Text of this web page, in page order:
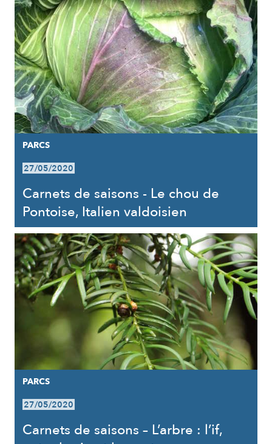
PARCS
27/05/2020
Carnets de saisons - Le chou de
Pontoise, Italien valdoisien
PARCS
27/05/2020
Carnets de saisons – L’arbre : l’if,